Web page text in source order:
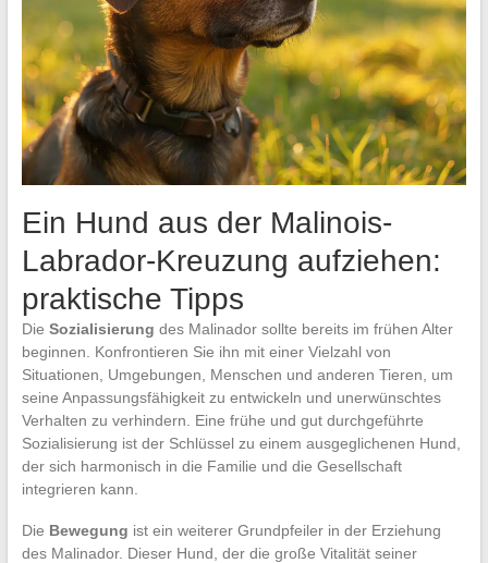
Ein Hund aus der Malinois-
Labrador-Kreuzung aufziehen:
praktische Tipps
Die Sozialisierung des Malinador sollte bereits im frühen Alter
beginnen. Konfrontieren Sie ihn mit einer Vielzahl von
Situationen, Umgebungen, Menschen und anderen Tieren, um
seine Anpassungsfähigkeit zu entwickeln und unerwünschtes
Verhalten zu verhindern. Eine frühe und gut durchgeführte
Sozialisierung ist der Schlüssel zu einem ausgeglichenen Hund,
der sich harmonisch in die Familie und die Gesellschaft
integrieren kann.
Die Bewegung ist ein weiterer Grundpfeiler in der Erziehung
des Malinador. Dieser Hund, der die große Vitalität seiner